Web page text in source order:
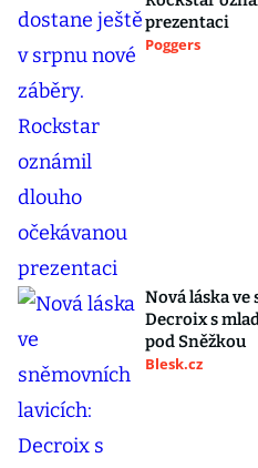
prezentaci
Poggers
Nová láska
Decroix s
pod Sněžkou
Blesk.cz